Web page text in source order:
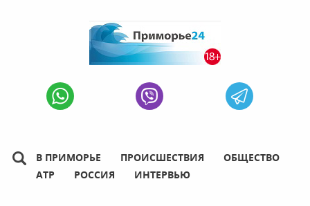
В ПРИМОРЬЕ ПРОИСШЕСТВИЯ
ОБЩЕСТВО
АТР
РОССИЯ ИНТЕРВЬЮ